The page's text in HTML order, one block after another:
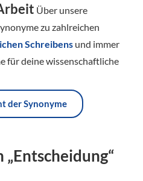
Über unsere
zu zahlreichen
Schreibens und immer
für deine wissenschaftliche
der Synonyme